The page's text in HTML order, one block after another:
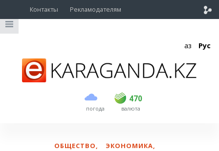
Контакты Рекламодателям
Қаз Рус
погода
470
USD 469 470
EUR валюта
ОБЩЕСТВО, ЭКОНОМИКА,